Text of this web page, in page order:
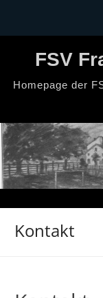
FSV
Homepage der
Kontakt